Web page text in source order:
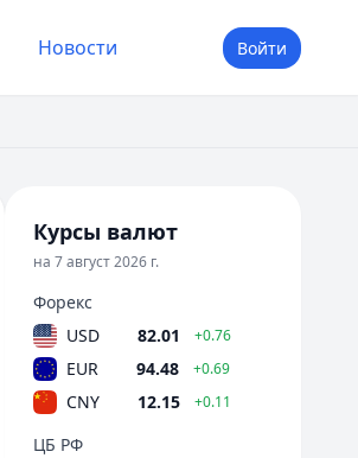
Новости Войти
Курсы валют
на 7 август 2026 г.
Форекс
USD
82.01 +0.76
EUR 94.48 +0.69
CNY 12.15 +0.11
ЦБ РФ